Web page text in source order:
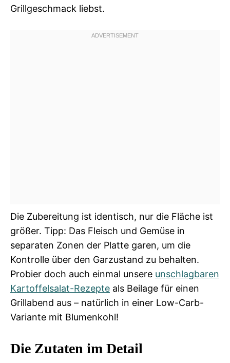
Grillgeschmack liebst.
Die Zubereitung ist identisch, nur die Fläche ist
größer. Tipp: Das Fleisch und Gemüse in
separaten Zonen der Platte garen, um die
Kontrolle über den Garzustand zu behalten.
Probier doch auch einmal unsere unschlagbaren
Kartoffelsalat-Rezepte als Beilage für einen
Grillabend aus – natürlich in einer Low-Carb-
Variante mit Blumenkohl!
Die Zutaten im Detail